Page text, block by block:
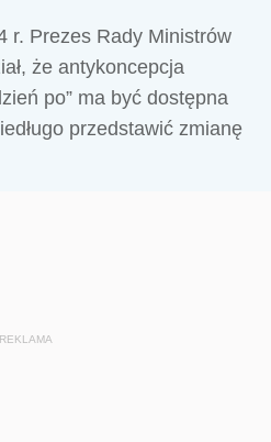
r. Prezes Rady Ministrów
że antykoncepcja
po” ma być dostępna
przedstawić zmianę
REKLAMA